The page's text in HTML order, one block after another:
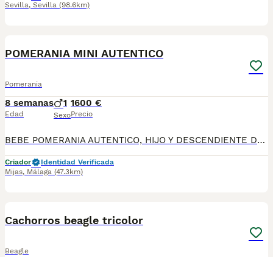
Sevilla, Sevilla (98.6km)
POMERANIA MINI AUTENTICO
Pomerania
8 semanas
Edad
1
Sexo
1600 €
Precio
BEBE POMERANIA AUTENTICO, HIJO Y DESCENDIENTE DE CAMPEONES, MACHO. TAMAÑO PEQUEÑO , COLOR NARANJA. EXCELENTE CALIDAD A PRECIO EXCEPCIONAL ESPECIAL AGOSTO. PRECIO DESDE 1.600. PARA MAS INFO AL 633724800 WHATSAPP
Criador
Identidad Verificada
Mijas, Málaga (47.3km)
Cachorros beagle tricolor
Beagle